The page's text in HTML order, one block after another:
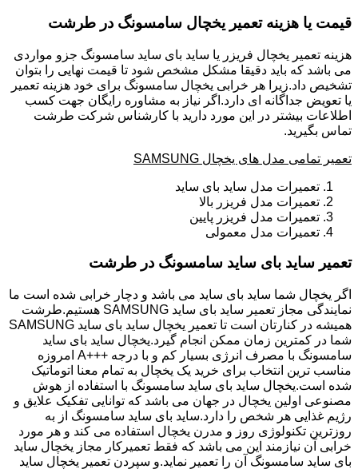
قیمت یا هزینه تعمیر یخچال سامسونگ در طرشت
هزینه تعمیر یخچال فریزر یا ساید بای ساید سامسونگ جزو مواردی
می باشد که باید دقیقا مشکل مشخص شود تا قیمت نهایی را بتوان
تشخیص داد.زیرا هر خرابی یخچال سامسونگ برای خود هزینه تعمیر
یا تعویض جداگانه ای دارد.اگر نیاز به مشاوره رایگان جهت کسب
اطلاعات بیشتر در این مورد دارید با کارشناس شرکت طرشت
تماس بگیرید.
تعمیر تمامی مدل های یخچال SAMSUNG
تعمیرات مدل ساید بای ساید
تعمیرات مدل فریزر بالا
تعمیرات مدل فریزر پایین
تعمیرات مدل معمولی
تعمیر ساید بای ساید سامسونگ در طرشت
اگر یخچال شما ساید بای ساید می باشد و دچار خرابی شده است ما
نمایندگی مجاز تعمیر ساید بای ساید SAMSUNG هستیم.طرشت
همیشه در کنارتان است تا تعمیر یخچال ساید بای ساید SAMSUNG
شما در کمترین زمان ممکن انجام گیرد.یخچال ساید بای ساید
سامسونگ با مصرف انرژی بسیار کم و با درجه +++A امروزه
مناسب ترین انتخاب برای خرید یک یخچال به تمام معنا اتوماتیک
شده است.یخچال ساید بای ساید سامسونگ با استفاده از هوش
مصنوعی اولین یخچال در جهان می باشد که توانایی تفکیک علایق و
رژیم غذایی هر شخص را دارد.ساید بای ساید سامسونگ از به
روزترین تکنولوژی روز و مدرن یخچال استفاده می کند و هر مورد
خرابی آن نیازمند این می باشد که فقط تعمیرکار مجاز یخچال ساید
بای ساید سامسونگ آن را تعمیر نماید.و سپردن تعمیر یخچال ساید